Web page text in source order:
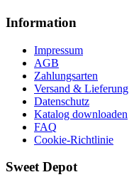
Information
Impressum
AGB
Zahlungsarten
Versand & Lieferung
Datenschutz
Katalog downloaden
FAQ
Cookie-Richtlinie
Sweet Depot